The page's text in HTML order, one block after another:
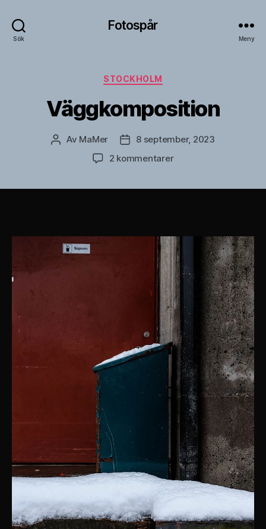
Sök
Fotospår
Meny
Kategorier
STOCKHOLM
Väggkomposition
Inläggsförfattare
Av MaMer Inläggsdatum
8 september, 2023
2 kommentarertill